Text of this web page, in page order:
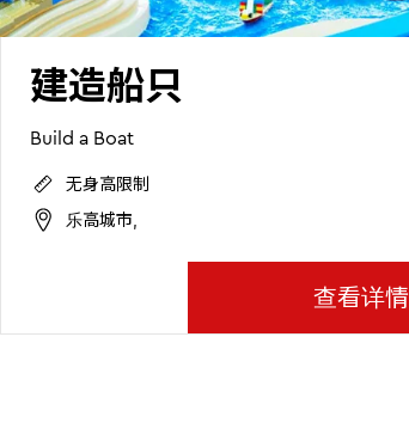
建造船只
Build a Boat
无身高限制
乐高城市,
查看详情